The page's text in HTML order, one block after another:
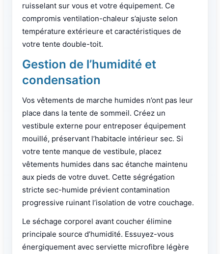
ruisselant sur vous et votre équipement. Ce
compromis ventilation-chaleur s’ajuste selon
température extérieure et caractéristiques de
votre tente double-toit.
Gestion de l’humidité et
condensation
Vos vêtements de marche humides n’ont pas leur
place dans la tente de sommeil. Créez un
vestibule externe pour entreposer équipement
mouillé, préservant l’habitacle intérieur sec. Si
votre tente manque de vestibule, placez
vêtements humides dans sac étanche maintenu
aux pieds de votre duvet. Cette ségrégation
stricte sec-humide prévient contamination
progressive ruinant l’isolation de votre couchage.
Le séchage corporel avant coucher élimine
principale source d’humidité. Essuyez-vous
énergiquement avec serviette microfibre légère